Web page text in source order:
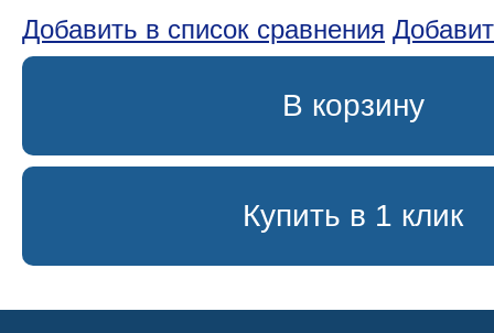
Добавить в список сравнения
В корзину
Купить в 1 клик